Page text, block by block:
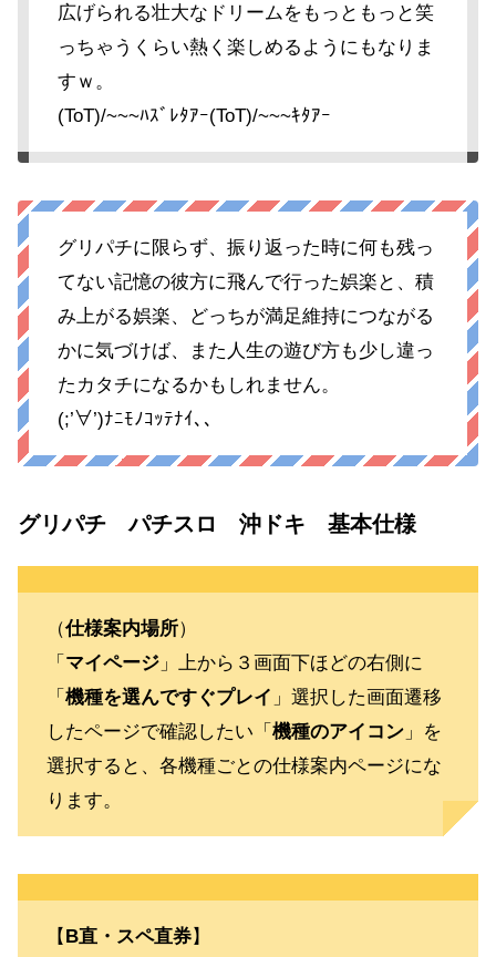
広げられる壮大なドリームをもっともっと笑
っちゃうくらい熱く楽しめるようにもなりま
すｗ。
(ToT)/~~~ﾊｽﾞﾚﾀｱｰ(ToT)/~~~ｷﾀｱｰ
グリパチに限らず、振り返った時に何も残っ
てない記憶の彼方に飛んで行った娯楽と、積
み上がる娯楽、どっちが満足維持につながる
かに気づけば、また人生の遊び方も少し違っ
たカタチになるかもしれません。
(;’∀’)ﾅﾆﾓﾉｺｯﾃﾅｲ､､
グリパチ パチスロ 沖ドキ 基本仕様
（仕様案内場所）
「 マイページ」上から３画面下ほどの右側に
「 機種を選んですぐプレイ 」選択した画面遷移
したページで確認したい「 機種のアイコン」を
選択すると、各機種ごとの仕様案内ページにな
ります。
【 B直・スペ直券】